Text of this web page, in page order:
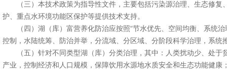
（三）本技术政策为指导性文件，主要包括污染源治理、生态修复
护、重点水环境功能区保护等提供技术支持。
（四）湖（库）富营养化防治应按照“节水优先、空间均衡、系统治
控制，水陆统筹、防治并举，分流域、分区域、分阶段科学治理，系统
（五）针对不同类型湖（库）分类治理，其中：人类扰动少、处于
产业，控制经济和人口规模，保障饮用水源地水质安全和生态功能健